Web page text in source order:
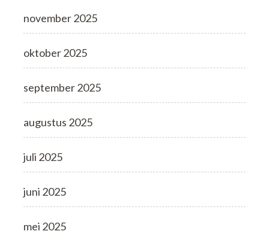
november 2025
oktober 2025
september 2025
augustus 2025
juli 2025
juni 2025
mei 2025